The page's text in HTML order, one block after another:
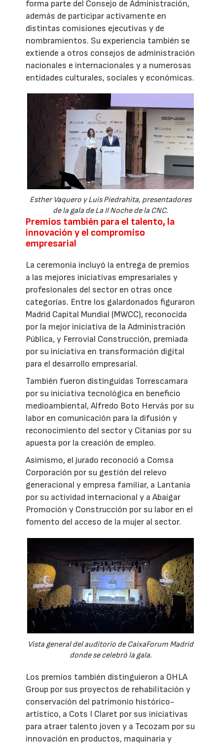
forma parte del Consejo de Administración,
además de participar activamente en
distintas comisiones ejecutivas y de
nombramientos. Su experiencia también se
extiende a otros consejos de administración
nacionales e internacionales y a numerosas
entidades culturales, sociales y económicas.
Esther Vaquero y Luis Piedrahita, presentadores
de la gala de La II Noche de la CNC.
Premios también para el talento, la
innovación y el compromiso
empresarial
La ceremonia incluyó la entrega de premios
a las mejores iniciativas empresariales y
profesionales del sector en otras once
categorías. Entre los galardonados figuraron
Madrid Capital Mundial (MWCC), reconocida
por la mejor iniciativa de la Administración
Pública, y Ferrovial Construcción, premiada
por su iniciativa en transformación digital
para el desarrollo empresarial.
También fueron distinguidas Torrescamara
por su iniciativa tecnológica en beneficio
medioambiental, Alfredo Boto Hervás por su
labor en comunicación para la difusión y
reconocimiento del sector y Citanias por su
apuesta por la creación de empleo.
Asimismo, el jurado reconoció a Comsa
Corporación por su gestión del relevo
generacional y empresa familiar, a Lantania
por su actividad internacional y a Abaigar
Promoción y Construcción por su labor en el
fomento del acceso de la mujer al sector.
Vista general del auditorio de CaixaForum Madrid
donde se celebró la gala.
Los premios también distinguieron a OHLA
Group por sus proyectos de rehabilitación y
conservación del patrimonio histórico-
artístico, a Cots I Claret por sus iniciativas
para atraer talento joven y a Tecozam por su
innovación en productos, maquinaria y